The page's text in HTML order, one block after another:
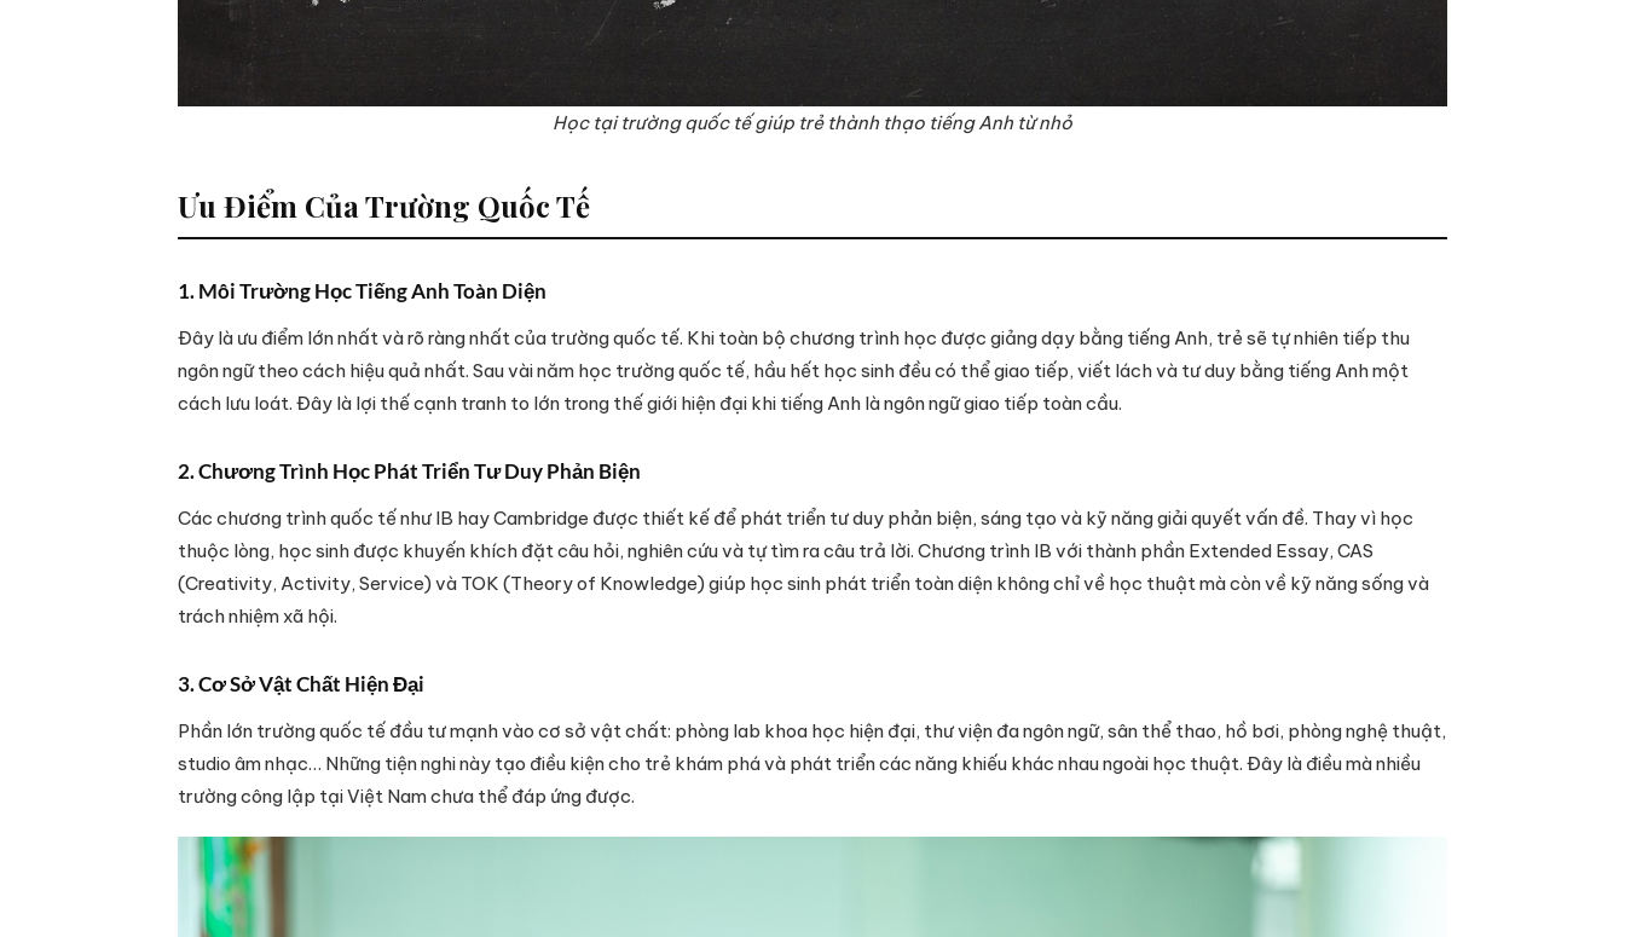
Học tại trường quốc tế giúp trẻ thành thạo tiếng Anh từ nhỏ
Ưu Điểm Của Trường Quốc Tế
1. Môi Trường Học Tiếng Anh Toàn Diện
Đây là ưu điểm lớn nhất và rõ ràng nhất của trường quốc tế. Khi toàn bộ chương trình học được giảng dạy bằng tiếng Anh, trẻ sẽ tự nhiên tiếp thu
ngôn ngữ theo cách hiệu quả nhất. Sau vài năm học trường quốc tế, hầu hết học sinh đều có thể giao tiếp, viết lách và tư duy bằng tiếng Anh một
cách lưu loát. Đây là lợi thế cạnh tranh to lớn trong thế giới hiện đại khi tiếng Anh là ngôn ngữ giao tiếp toàn cầu.
2. Chương Trình Học Phát Triển Tư Duy Phản Biện
Các chương trình quốc tế như IB hay Cambridge được thiết kế để phát triển tư duy phản biện, sáng tạo và kỹ năng giải quyết vấn đề. Thay vì học
thuộc lòng, học sinh được khuyến khích đặt câu hỏi, nghiên cứu và tự tìm ra câu trả lời. Chương trình IB với thành phần Extended Essay, CAS
(Creativity, Activity, Service) và TOK (Theory of Knowledge) giúp học sinh phát triển toàn diện không chỉ về học thuật mà còn về kỹ năng sống và
trách nhiệm xã hội.
3. Cơ Sở Vật Chất Hiện Đại
Phần lớn trường quốc tế đầu tư mạnh vào cơ sở vật chất: phòng lab khoa học hiện đại, thư viện đa ngôn ngữ, sân thể thao, hồ bơi, phòng nghệ thuật,
studio âm nhạc… Những tiện nghi này tạo điều kiện cho trẻ khám phá và phát triển các năng khiếu khác nhau ngoài học thuật. Đây là điều mà nhiều
trường công lập tại Việt Nam chưa thể đáp ứng được.